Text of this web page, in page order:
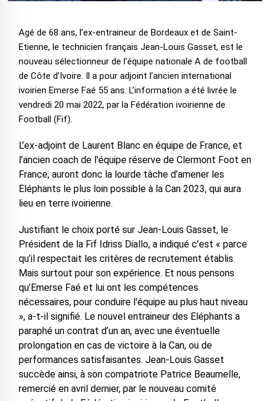
Agé de 68 ans, l’ex-entraineur de Bordeaux et de Saint-
Etienne, le technicien français Jean-Louis Gasset, est le
nouveau sélectionneur de l'équipe nationale A de football
de Côte d’Ivoire. Il a pour adjoint l’ancien international
ivoirien Emerse Faé 55 ans. L’information a été livrée le
vendredi 20 mai 2022, par la Fédération ivoirienne de
Football (Fif).
L’ex-adjoint de Laurent Blanc en équipe de France, et
l’ancien coach de l'équipe réserve de Clermont Foot en
France, auront donc la lourde tâche d’amener les
Eléphants le plus loin possible à la Can 2023, qui aura
lieu en terre ivoirienne.
Justifiant le choix porté sur Jean-Louis Gasset, le
Président de la Fif Idriss Diallo, a indiqué c’est « parce
qu’il respectait les critères de recrutement établis.
Mais surtout pour son expérience. Et nous pensons
qu’Emerse Faé et lui ont les compétences
nécessaires, pour conduire l'équipe au plus haut niveau
», a-t-il signifié. Le nouvel entraineur des Eléphants a
paraphé un contrat d’un an, avec une éventuelle
prolongation en cas de victoire à la Can, ou de
performances satisfaisantes. Jean-Louis Gasset
succède ainsi, à son compatriote Patrice Beaumelle,
remercié en avril dernier, par le nouveau comité